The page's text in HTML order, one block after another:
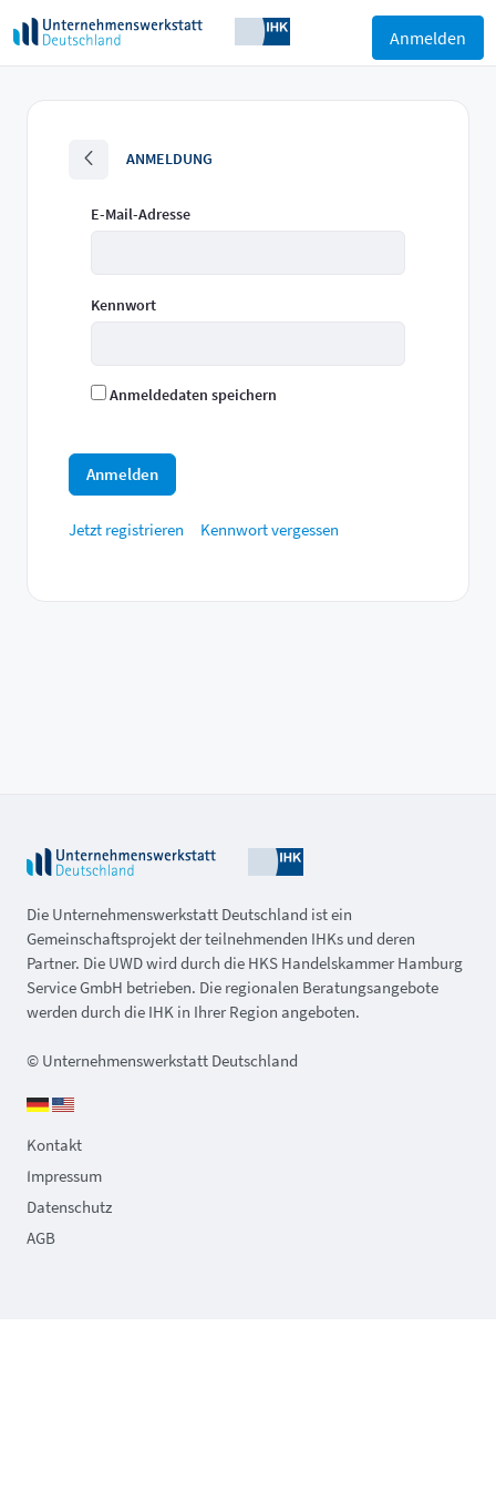
Zum Hauptinhalt springen
Anmelden
ANMELDUNG
Anmeldung
E-Mail-Adresse
Kennwort
Anmeldedaten speichern
Anmelden
Jetzt registrieren Kennwort vergessen
Die Unternehmenswerkstatt Deutschland ist ein
Gemeinschaftsprojekt der teilnehmenden IHKs und deren
Partner. Die UWD wird durch die HKS Handelskammer Hamburg
Service GmbH betrieben. Die regionalen Beratungsangebote
werden durch die IHK in Ihrer Region angeboten.
© Unternehmenswerkstatt Deutschland
Kontakt
Impressum
Datenschutz
AGB